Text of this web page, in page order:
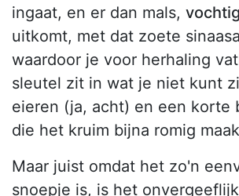
ingaat, en er dan mals,
uitkomt, met dat zoete
waardoor je voor herhaling
sleutel zit in wat je niet kunt
eieren (ja, acht) en een korte
die het kruim bijna romig
Maar juist omdat het zo'n
snoepje is, is het